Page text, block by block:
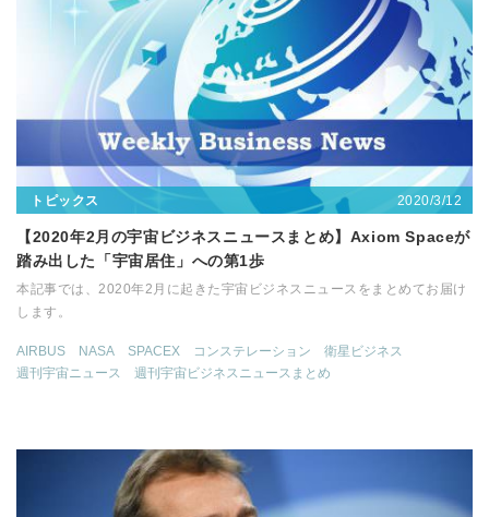
トピックス 2020/3/12
【2020年2月の宇宙ビジネスニュースまとめ】Axiom Spaceが
踏み出した「宇宙居住」への第1歩
本記事では、2020年2月に起きた宇宙ビジネスニュースをまとめてお届け
します。
AIRBUS NASA SPACEX コンステレーション
衛星ビジネス
週刊宇宙ニュース
週刊宇宙ビジネスニュースまとめ